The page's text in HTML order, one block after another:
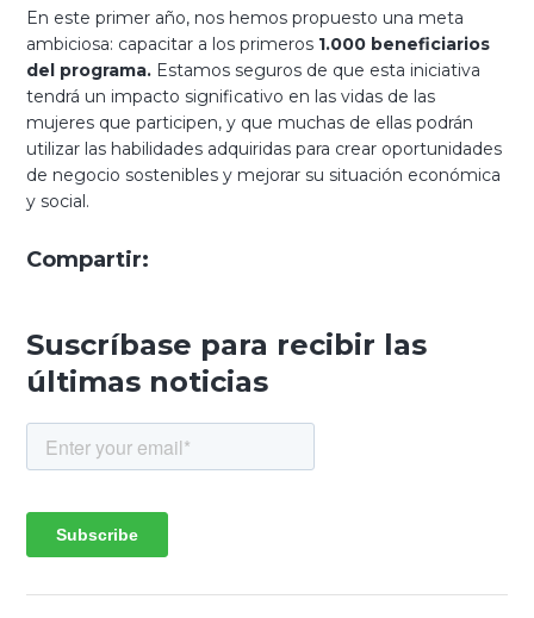
En este primer año, nos hemos propuesto una meta
ambiciosa: capacitar a los primeros 1.000 beneficiarios
del programa. Estamos seguros de que esta iniciativa
tendrá un impacto significativo en las vidas de las
mujeres que participen, y que muchas de ellas podrán
utilizar las habilidades adquiridas para crear oportunidades
de negocio sostenibles y mejorar su situación económica
y social.
Compartir:
Suscríbase para recibir las
últimas noticias